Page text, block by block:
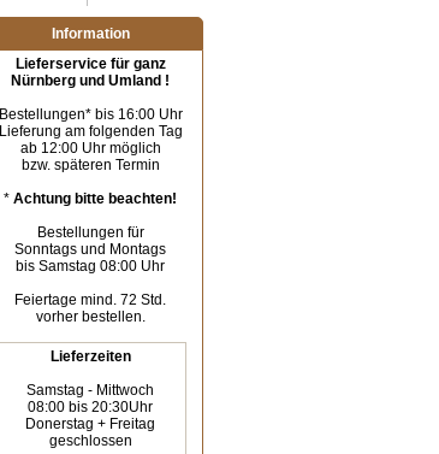
Information
Lieferservice für ganz
Nürnberg und Umland !
Bestellungen* bis 16:00 Uhr
Lieferung am folgenden Tag
ab 12:00 Uhr möglich
bzw. späteren Termin
*Achtung bitte beachten!
Bestellungen für
Sonntags und Montags
bis Samstag 08:00 Uhr
Feiertage mind. 72 Std.
vorher bestellen.
Lieferzeiten
Samstag - Mittwoch
08:00 bis 20:30Uhr
Donerstag + Freitag
geschlossen